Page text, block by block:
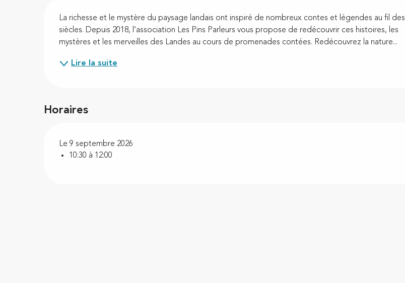
Description
La richesse et le mystère du paysage landais ont inspiré de nombreux contes et légendes au fil des
siècles. Depuis 2018, l’association Les Pins Parleurs vous propose de redécouvrir ces histoires, les
mystères et les merveilles des Landes au cours de promenades contées. Redécouvrez la nature...
Lire la suite
Horaires
Le 9 septembre 2026
10:30 à 12:00